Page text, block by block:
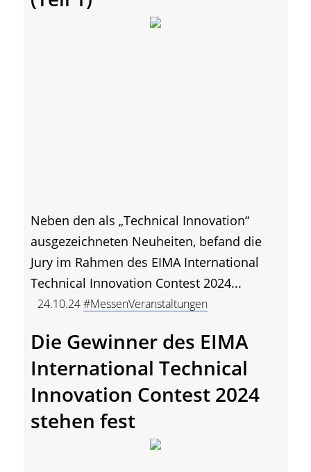
Neben den als „Technical Innovation“
ausgezeichneten Neuheiten, befand die
Jury im Rahmen des EIMA International
Technical Innovation Contest 2024...
24.10.24#MessenVeranstaltungen
Die Gewinner des EIMA
International Technical
Innovation Contest 2024
stehen fest